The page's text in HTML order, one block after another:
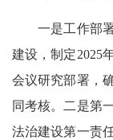
一是工作部署
建设，制定2025
会议研究部署，
同考核。二是第
法治建设第一责